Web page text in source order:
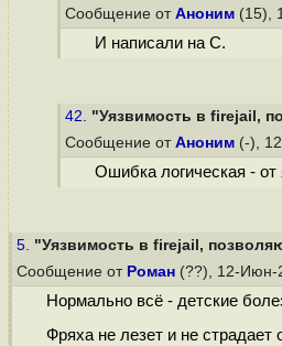
Сообщение от Аноним (15),
И написали на C.
42. "Уязвимость в firejail,
Сообщение от Аноним (-),
Ошибка логическая - от
5. "Уязвимость в firejail,
Сообщение от Роман (??), 12-Июн-
Нормально всё - детские
Фряха не лезет и не страдает